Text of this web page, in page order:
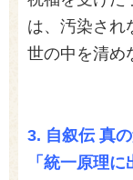
は、汚染され
世の中を清め
3. 自叙伝 真
「統一原理に